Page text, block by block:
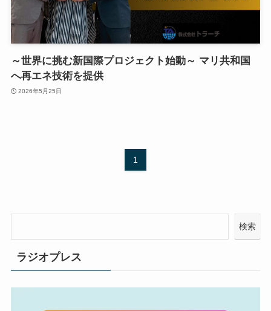
～世界に挑む新国際プロジェクト始動～ マリ共和国
へ再エネ技術を提供
2026年5月25日
1
検索
ラジオプレス